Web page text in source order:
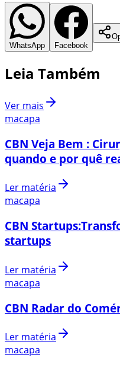
WhatsApp Facebook
Leia Também
Ver mais
macapa
CBN Veja Bem :
quando e por quê
Ler matéria
macapa
CBN
startups
Ler matéria
macapa
CBN Radar do
Ler matéria
macapa